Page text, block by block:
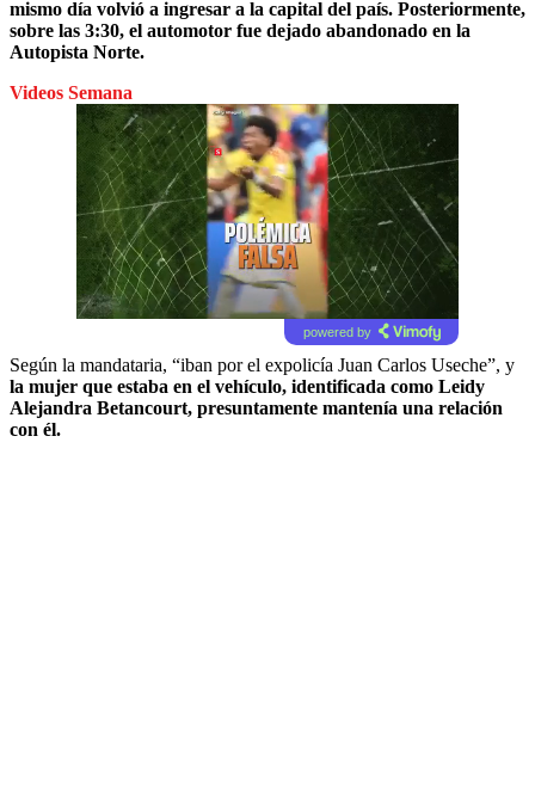
mismo día volvió a ingresar a la capital del país. Posteriormente,
sobre las 3:30, el automotor fue dejado abandonado en la
Autopista Norte.
Videos Semana
powered by
Según la mandataria, “iban por el expolicía Juan Carlos Useche”, y
la mujer que estaba en el vehículo, identificada como Leidy
Alejandra Betancourt, presuntamente mantenía una relación
con él.